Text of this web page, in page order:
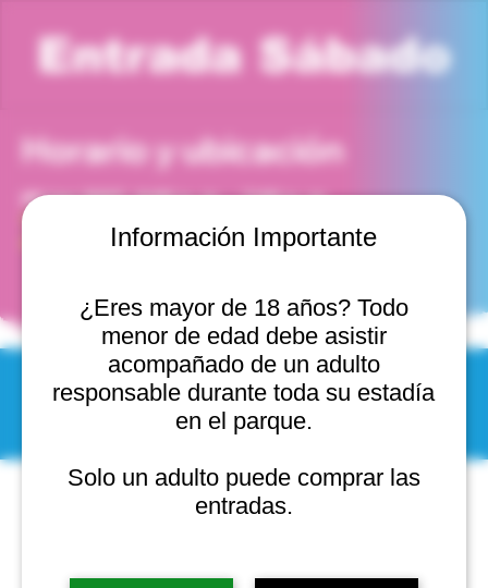
Información Importante
¿Eres mayor de 18 años? Todo
menor de edad debe asistir
acompañado de un adulto
responsable durante toda su estadía
en el parque.
Solo un adulto puede comprar las
entradas.
Entrada Sábado
Horario y ubicación
05 jun 2027, 6:00 p. m. – 7:00 p. m.
Viña del Mar, Cam. Internacional 2440, 2541754 Viña
del Mar, Valparaíso, Chile